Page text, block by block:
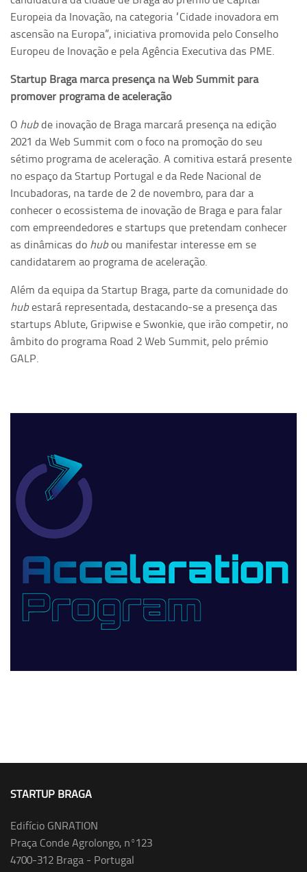
Europeia da Inovação, na categoria “Cidade inovadora em
ascensão na Europa”, iniciativa promovida pelo Conselho
Europeu de Inovação e pela Agência Executiva das PME.
Startup Braga marca presença na Web Summit para
promover programa de aceleração
O hubde inovação de Braga marcará presença na edição
2021 da Web Summit com o foco na promoção do seu
sétimo programa de aceleração. A comitiva estará presente
no espaço da Startup Portugal e da Rede Nacional de
Incubadoras, na tarde de 2 de novembro, para dar a
conhecer o ecossistema de inovação de Braga e para falar
com empreendedores e startups que pretendam conhecer
as dinâmicas do hubou manifestar interesse em se
candidatarem ao programa de aceleração.
Além da equipa da Startup Braga, parte da comunidade do
hubestará representada, destacando-se a presença das
startups Ablute, Gripwise e Swonkie, que irão competir, no
âmbito do programa Road 2 Web Summit, pelo prémio
GALP.
STARTUP BRAGA
Edifício GNRATION
Praça Conde Agrolongo, nº123
4700-312 Braga - Portugal